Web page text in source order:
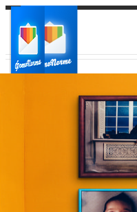
Ваш регион доставки
Выберите из списка: